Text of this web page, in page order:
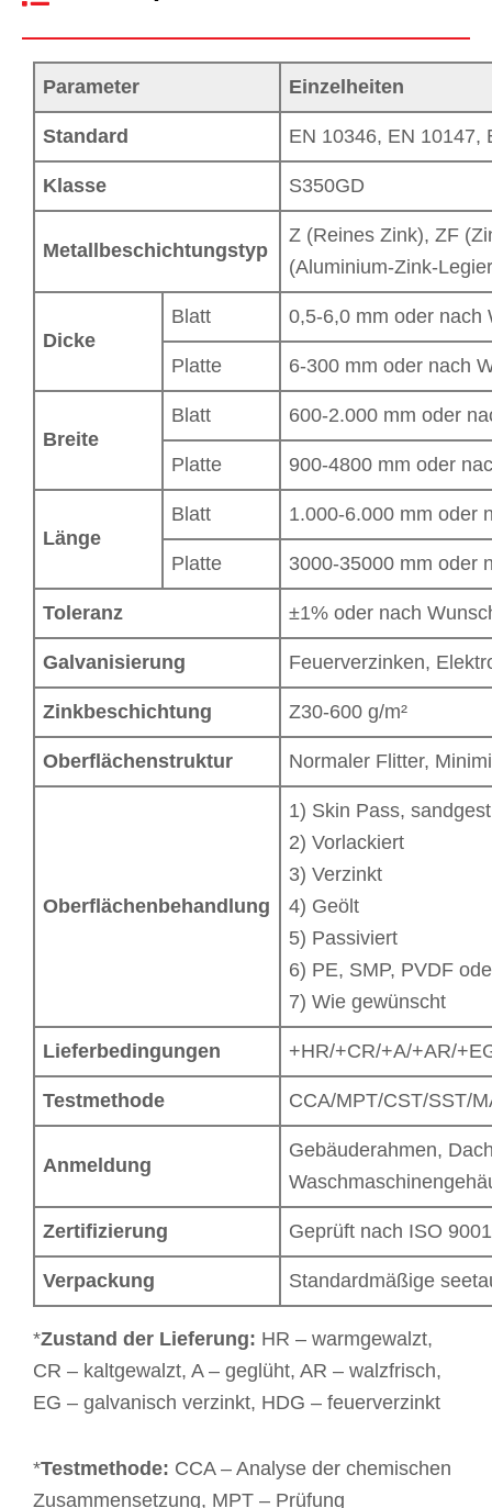
Parameter Einzelheiten
Standard EN 10346, EN 10147,
Klasse S350GD
Metallbeschichtungstyp
Z (Reines Zink), ZF
(Aluminium-Zink-
Dicke
Blatt 0,5-6,0 mm oder nach
Platte 6-300 mm oder nach
Breite
Blatt 600-2.000 mm oder
Platte 900-4800 mm oder
Länge
Blatt 1.000-6.000 mm oder
Platte 3000-35000 mm oder
Toleranz ±1% oder nach
Galvanisierung Feuerverzinken,
Zinkbeschichtung Z30-600 g/m²
Oberflächenstruktur Normaler Flitter,
Oberflächenbehandlung
1) Skin Pass,
2) Vorlackiert
3) Verzinkt
4) Geölt
5) Passiviert
6) PE, SMP, PVDF
7) Wie gewünscht
Lieferbedingungen +HR/+CR/+A/+AR/
Testmethode CCA/MPT/CST/SST/
Anmeldung
Gebäuderahmen,
Zertifizierung Geprüft nach ISO
Verpackung Standardmäßige
*Zustand der Lieferung: HR – warmgewalzt,
CR – kaltgewalzt, A – geglüht, AR – walzfrisch,
EG – galvanisch verzinkt, HDG – feuerverzinkt
*Testmethode: CCA – Analyse der chemischen
Zusammensetzung, MPT – Prüfung